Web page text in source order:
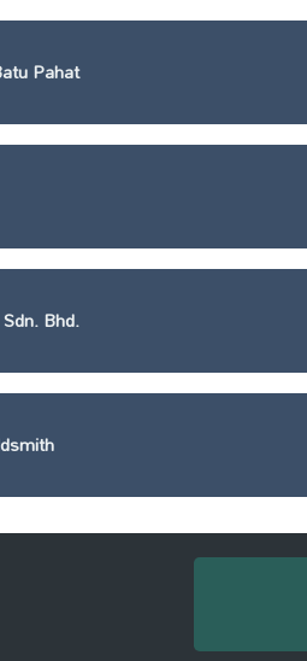
Pahat
Bhd.